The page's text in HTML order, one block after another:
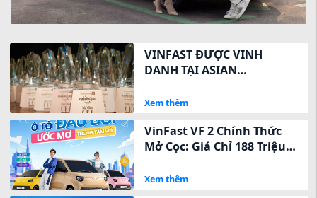
VINFAST ĐƯỢC VINH
DANH TẠI ASIAN
VỀ QUAN HỆ NHÀ ĐẦU TƯ
Xem thêm
VinFast VF 2 Chính Thức
Mở Cọc: Giá Chỉ 188 Triệu,
3 Ngày Vàng
Xem thêm